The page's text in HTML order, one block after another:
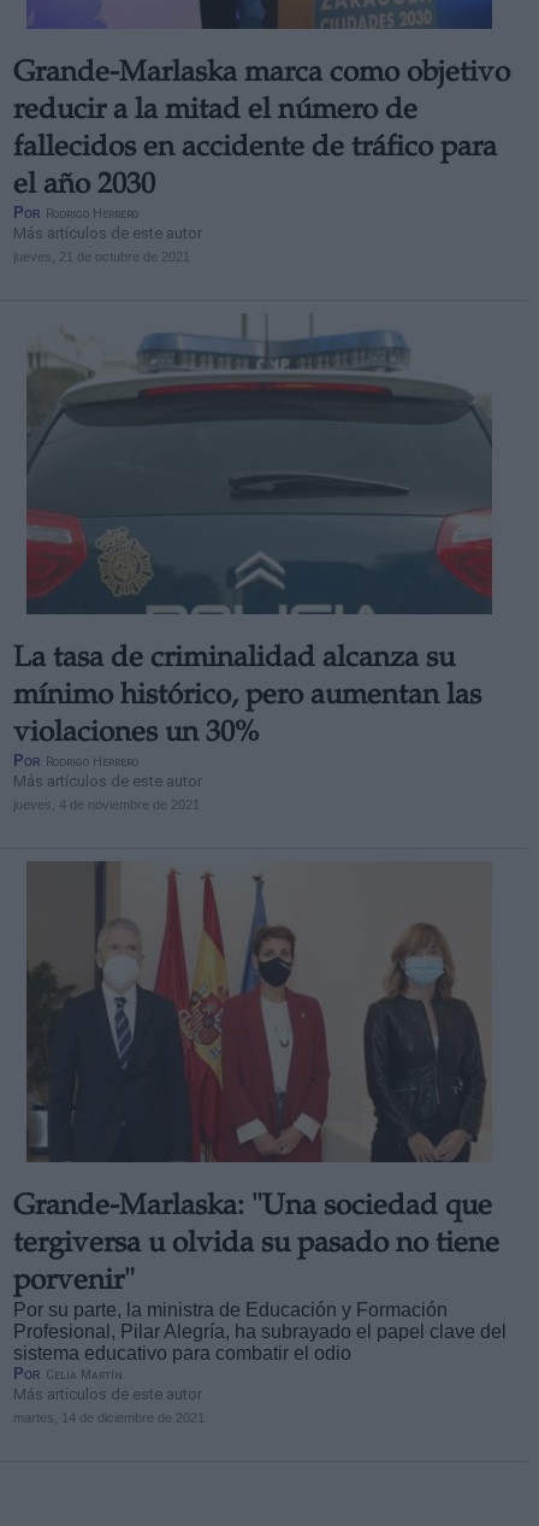
Grande-Marlaska marca como objetivo
reducir a la mitad el número de
fallecidos en accidente de tráfico para
el año 2030
Por Rodrigo Herrero
Más artículos de este autor
jueves, 21 de octubre de 2021
La tasa de criminalidad alcanza su
mínimo histórico, pero aumentan las
violaciones un 30%
Por Rodrigo Herrero
Más artículos de este autor
jueves, 4 de noviembre de 2021
Grande-Marlaska: "Una sociedad que
tergiversa u olvida su pasado no tiene
porvenir"
Por su parte, la ministra de Educación y Formación
Profesional, Pilar Alegría, ha subrayado el papel clave del
sistema educativo para combatir el odio
Por Celia Martín
Más artículos de este autor
martes, 14 de diciembre de 2021